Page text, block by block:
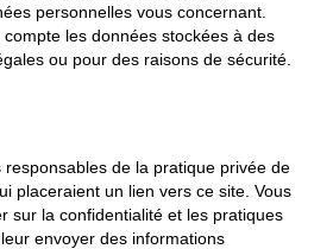
personnelles vous concernant.
les données stockées à des
ou pour des raisons de sécurité.
responsables de la pratique privée de
placeraient un lien vers ce site. Vous
sur la confidentialité et les pratiques
envoyer des informations